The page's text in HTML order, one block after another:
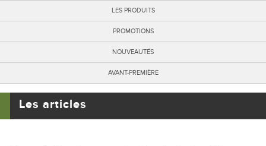
LES PRODUITS
PROMOTIONS
NOUVEAUTÉS
AVANT-PREMIÈRE
Les articles